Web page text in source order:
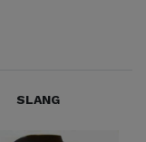
SLANG